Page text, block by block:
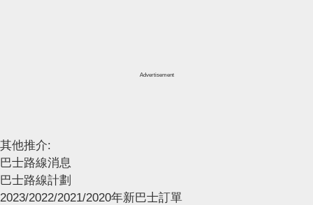
Advertisement
其他推介:
巴士路線消息
巴士路線計劃
2023/2022/2021/2020年新巴士訂單